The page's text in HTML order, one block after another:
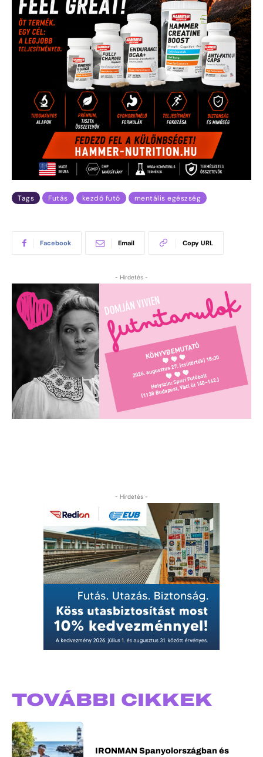
Tags Futás kezdő futó mentális egészség
Facebook Email Copy URL
- Hirdetés -
- Hirdetés -
TOVÁBBI CIKKEK
IRONMAN Spanyolországban és